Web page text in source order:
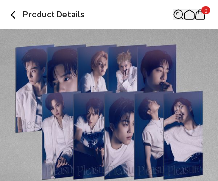
Product Details 0